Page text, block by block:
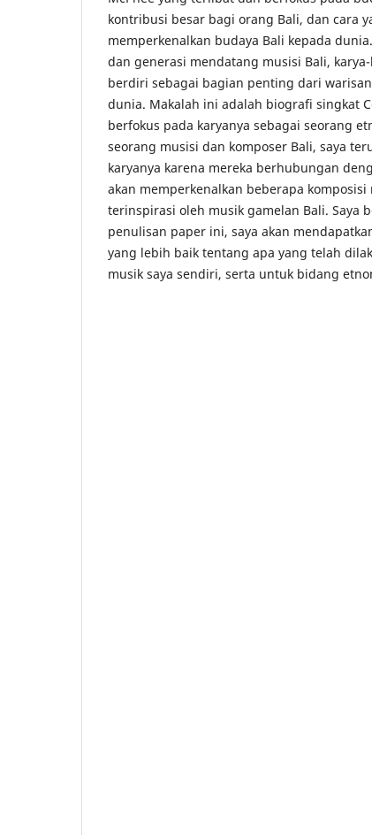
kontribusi besar bagi orang Bali, dan cara
memperkenalkan budaya Bali kepada
dan generasi mendatang musisi Bali,
berdiri sebagai bagian penting dari
dunia. Makalah ini adalah biografi singkat
berfokus pada karyanya sebagai seorang
seorang musisi dan komposer Bali, saya
karyanya karena mereka berhubungan
akan memperkenalkan beberapa
terinspirasi oleh musik gamelan Bali. Saya
penulisan paper ini, saya akan
yang lebih baik tentang apa yang telah
musik saya sendiri, serta untuk bidang